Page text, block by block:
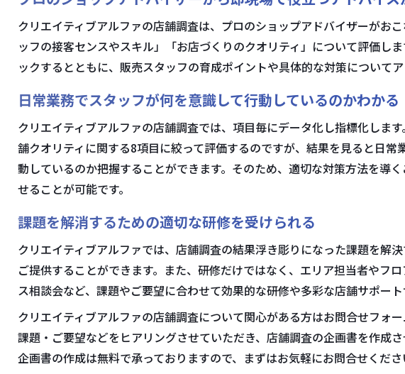
クリエイティブアルファの店舗調査は、プロのショップアドバイザーがお
ッフの接客センスやスキル」「お店づくりのクオリティ」について評価し
ックするとともに、販売スタッフの育成ポイントや具体的な対策についてア
日常業務でスタッフが何を意識して行動しているのかわかる
クリエイティブアルファの店舗調査では、項目毎にデータ化し指標化しま
舗クオリティに関する8項目に絞って評価するのですが、結果を見ると日
動しているのか把握することができます。そのため、適切な対策方法を導
せることが可能です。
課題を解消するための適切な研修を受けられる
クリエイティブアルファでは、店舗調査の結果浮き彫りになった課題を解
ご提供することができます。また、研修だけではなく、エリア担当者やフ
ス相談会など、課題やご要望に合わせて効果的な研修や多彩な店舗サポート
クリエイティブアルファの店舗調査について関心がある方はお問合せフォー
課題・ご要望などをヒアリングさせていただき、店舗調査の企画書を作成さ
企画書の作成は無料で承っておりますので、まずはお気軽にお問合せくださ